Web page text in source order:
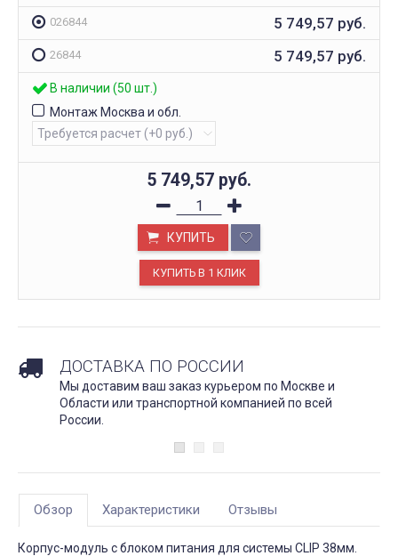
026844 5 749,57 руб.
26844 5 749,57 руб.
В наличии (50 шт.)
Монтаж Москва и обл.
5 749,57 руб.
КУПИТЬ
ДОСТАВКА ПО РОССИИ
Мы доставим ваш заказ курьером по Москве и
Области или транспортной компанией по всей
России.
Обзор Характеристики Отзывы
Корпус-модуль c блоком питания для системы CLIP 38мм.